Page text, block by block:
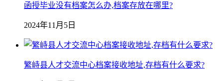
函授毕业没有档案怎么办,档案存放在哪里?
2024年11月5日
繁峙县人才交流中心档案接收地址,存档有什么要求?